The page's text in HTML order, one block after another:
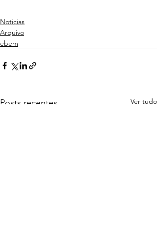
Noticias
Arquivo
ebem
Posts recentes Ver tudo